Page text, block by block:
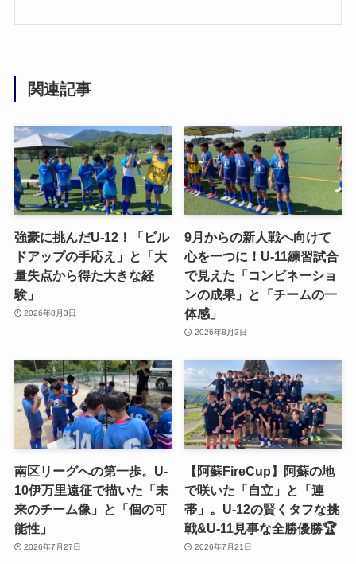
関連記事
強豪に挑んだU-12！「ビル
ドアップの手応え」と「大
量失点から得た大きな経
験」
2026年8月3日
9月からの新人戦へ向けて
心を一つに！U-11練習試合
で見えた「コンビネーショ
ンの成果」と「チームの一
体感」
2026年8月3日
南区リーグへの第一歩。U-
10伊万里遠征で描いた「未
来のチーム像」と「個の可
能性」
2026年7月27日
【阿蘇FireCup】阿蘇の地
で咲いた「自立」と「連
帯」。U-12の賢くタフな挑
戦&U-11見事な全勝優勝🏆
2026年7月21日